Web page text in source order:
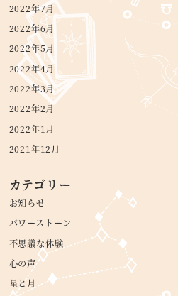
2022年7月
2022年6月
2022年5月
2022年4月
2022年3月
2022年2月
2022年1月
2021年12月
カテゴリー
お知らせ
パワーストーン
不思議な体験
心の声
星と月